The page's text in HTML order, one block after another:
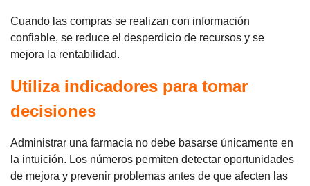
Cuando las compras se realizan con información
confiable, se reduce el desperdicio de recursos y se
mejora la rentabilidad.
Utiliza indicadores para tomar
decisiones
Administrar una farmacia no debe basarse únicamente en
la intuición. Los números permiten detectar oportunidades
de mejora y prevenir problemas antes de que afecten las